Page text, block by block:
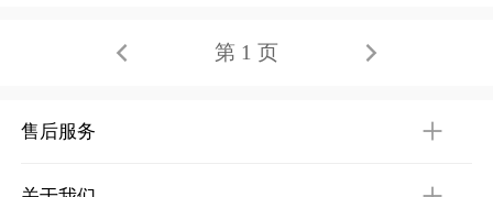
第 1 页
售后服务